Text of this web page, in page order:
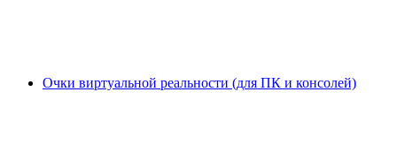
Очки виртуальной реальности (для ПК и консолей)